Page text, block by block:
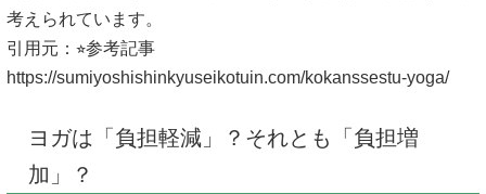
考えられています。
引用元：⭐︎参考記事
https://sumiyoshishinkyuseikotuin.com/kokanssestu-yoga/
ヨガは「負担軽減」？それとも「負担増
加」？